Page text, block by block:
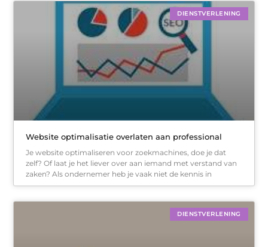
DIENSTVERLENING
Website optimalisatie overlaten aan professional
Je website optimaliseren voor zoekmachines, doe je dat
zelf? Of laat je het liever over aan iemand met verstand van
zaken? Als ondernemer heb je vaak niet de kennis in
DIENSTVERLENING